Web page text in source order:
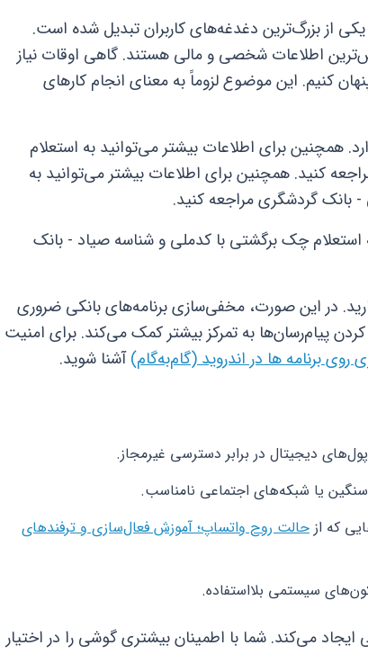
به یکی از بزرگ‌ترین دغدغه‌های کاربران تبدیل شده است.
اطلاعات شخصی و مالی هستند. گاهی اوقات نیاز
کنیم. این موضوع لزوماً به معنای انجام کارهای
همچنین برای اطلاعات بیشتر می‌توانید به استعلام
کنید. همچنین برای اطلاعات بیشتر می‌توانید به
- بانک گردشگری مراجعه کنید.
استعلام چک برگشتی با کدملی و شناسه صیاد - بانک
در این صورت، مخفی‌سازی برنامه‌های بانکی ضروری
پیام‌رسان‌ها به تمرکز بیشتر کمک می‌کند. برای امنیت
برنامه ها در اندروید (گام‌به‌گام)آشنا شوید.
دیجیتال در برابر دسترسی غیرمجاز.
یا شبکه‌های اجتماعی نامناسب.
که از حالت روح واتساپ؛ آموزش فعال‌سازی و ترفندهای
سیستمی بلااستفاده.
ایجاد می‌کند. شما با اطمینان بیشتری گوشی را در اختیار